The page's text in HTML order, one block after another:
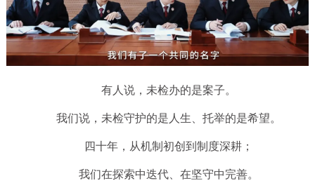
有人说，未检办的是案子。
我们说，未检守护的是人生、托举的是希望。
四十年，从机制初创到制度深耕；
我们在探索中迭代、在坚守中完善。